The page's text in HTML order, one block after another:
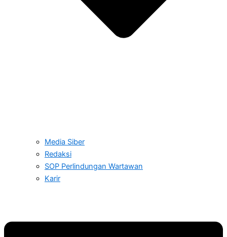
Media Siber
Redaksi
SOP Perlindungan Wartawan
Karir